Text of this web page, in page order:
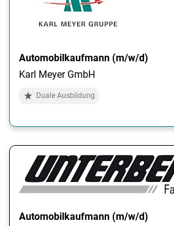
Automobilkaufmann (m/w/d)
Karl Meyer GmbH
Duale Ausbildung
Automobilkaufmann (m/w/d)